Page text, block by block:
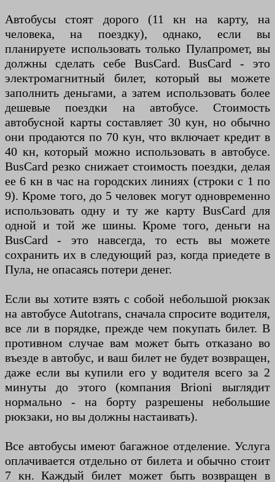
Автобусы стоят дорого (11 кн на карту, на
человека, на поездку), однако, если вы
планируете использовать только Пулапромет, вы
должны сделать себе BusCard. BusCard - это
электромагнитный билет, который вы можете
заполнить деньгами, а затем использовать более
дешевые поездки на автобусе. Стоимость
автобусной карты составляет 30 кун, но обычно
они продаются по 70 кун, что включает кредит в
40 кн, который можно использовать в автобусе.
BusCard резко снижает стоимость поездки, делая
ее 6 кн в час на городских линиях (строки с 1 по
9). Кроме того, до 5 человек могут одновременно
использовать одну и ту же карту BusCard для
одной и той же шины. Кроме того, деньги на
BusCard - это навсегда, то есть вы можете
сохранить их в следующий раз, когда приедете в
Пула, не опасаясь потери денег.
Если вы хотите взять с собой небольшой рюкзак
на автобусе Autotrans, сначала спросите водителя,
все ли в порядке, прежде чем покупать билет. В
противном случае вам может быть отказано во
въезде в автобус, и ваш билет не будет возвращен,
даже если вы купили его у водителя всего за 2
минуты до этого (компания Brioni выглядит
нормально - на борту разрешены небольшие
рюкзаки, но вы должны настаивать).
Все автобусы имеют багажное отделение. Услуга
оплачивается отдельно от билета и обычно стоит
7 кн. Каждый билет может быть возвращен в